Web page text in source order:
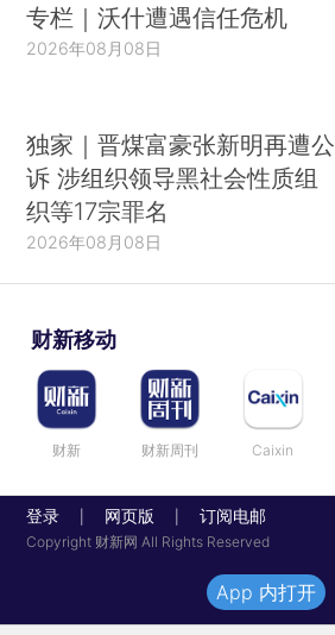
专栏｜沃什遭遇信任危机
2026年08月08日
独家｜晋煤富豪张新明再遭公
诉 涉组织领导黑社会性质组
织等17宗罪名
2026年08月08日
财新移动
财新 财新周刊 Caixin
登录 网页版 订阅电邮
Copyright 财新网 All Rights Reserved
App 内打开